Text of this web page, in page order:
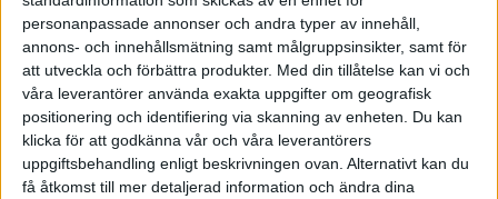
personanpassade annonser och andra typer av innehåll,
annons- och innehållsmätning samt målgruppsinsikter, samt för
att utveckla och förbättra produkter. Med din tillåtelse kan vi och
våra leverantörer använda exakta uppgifter om geografisk
positionering och identifiering via skanning av enheten. Du kan
klicka för att godkänna vår och våra leverantörers
uppgiftsbehandling enligt beskrivningen ovan. Alternativt kan du
få åtkomst till mer detaljerad information och ändra dina
Har total idétorka när det kommer till namnet på
verksamheten, tips?
http://www.inkmadness.se